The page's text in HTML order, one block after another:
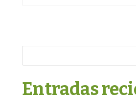
Entradas